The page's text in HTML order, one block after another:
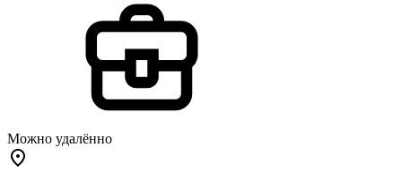
Можно удалённо